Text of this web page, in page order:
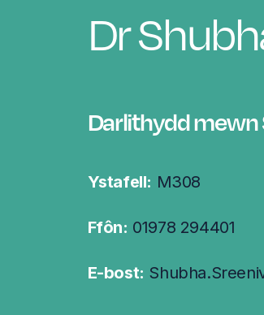
Dr
Darlithydd mewn
Ystafell: M308
Ffôn: 01978 294401
E-bost: